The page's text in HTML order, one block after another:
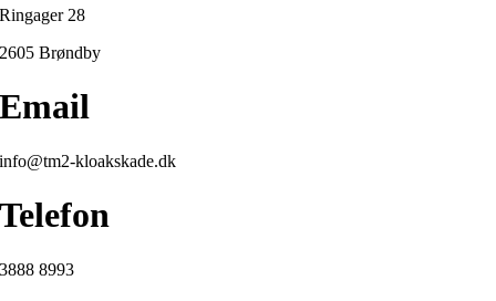
Ringager 28
2605 Brøndby
Email
info@tm2-kloakskade.dk
Telefon
3888 8993